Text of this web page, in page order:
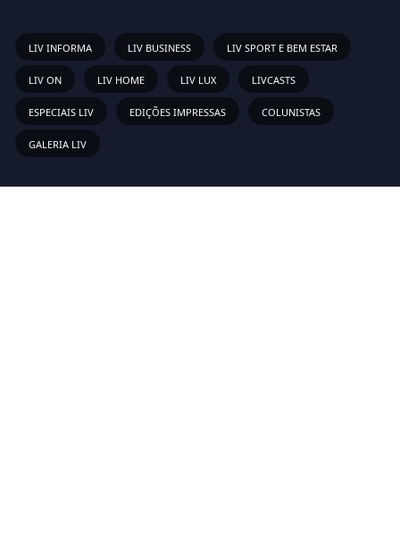
LIV INFORMA LIV BUSINESS LIV SPORT E BEM ESTAR
LIV ON LIV HOME LIV LUX LIVCASTS
ESPECIAIS LIV EDIÇÕES IMPRESSAS COLUNISTAS
GALERIA LIV